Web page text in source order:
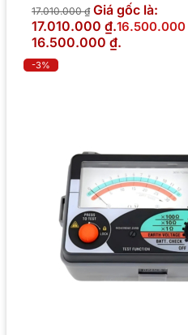
17.010.000₫ Giá gốc là:
17.010.000 ₫.16.500.000
16.500.000 ₫.
-3%